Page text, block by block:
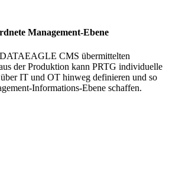
Management-Ebene
CMS übermittelten
der Produktion kann PRTG individuelle
IT und OT hinweg definieren und so
Informations-Ebene schaffen.